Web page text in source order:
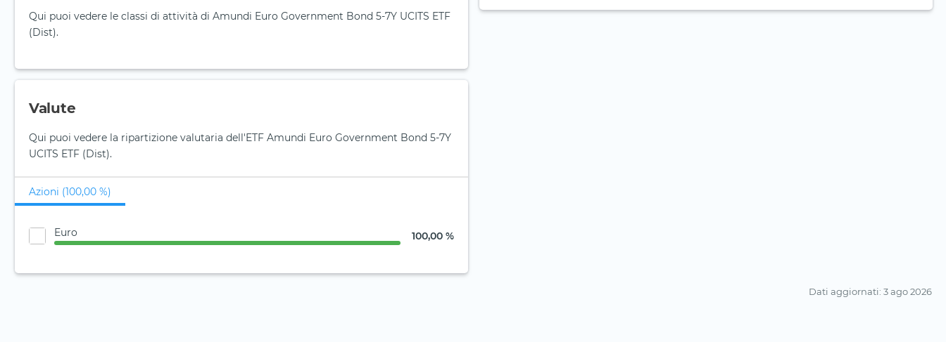
Qui puoi vedere le classi di attività di Amundi Euro Government Bond 5-7Y UCITS ETF
(Dist).
Valute
Qui puoi vedere la ripartizione valutaria dell'ETF Amundi Euro Government Bond 5-7Y
UCITS ETF (Dist).
Azioni (100,00 %)
Euro 100,00 %
Dati aggiornati: 3 ago 2026